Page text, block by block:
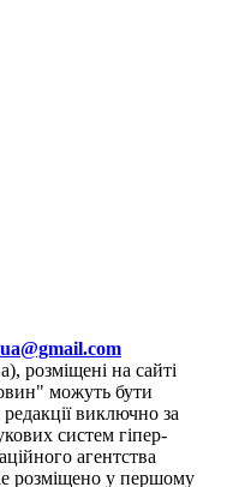
розміщені на сайті
можуть бути
виключно за
систем гіпер-
агентства
розміщено у першому